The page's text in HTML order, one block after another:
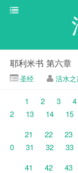
耶利米书 第六章
圣经 活水
1 2 3 4
2
13 14 15
21
22 23
0
31 32 33
41
42 43